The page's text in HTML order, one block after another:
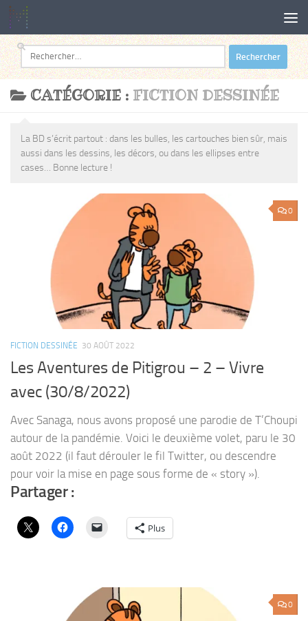
Au dessous du contenu
Rechercher :
CATÉGORIE : FICTION DESSINÉE
La BD s’écrit partout : dans les bulles, les cartouches bien sûr, mais
aussi dans les dessins, les décors, ou dans les ellipses entre
cases… Bonne lecture !
0
FICTION DESSINÉE 30 AOÛT 2022
Les Aventures de Pitigrou – 2 – Vivre
avec (30/8/2022)
Avec Sanaga, nous avons proposé une parodie de T’Choupi
autour de la pandémie. Voici le deuxième volet, paru le 30
août 2022 (il faut dérouler le fil Twitter, ou descendre
pour voir la mise en page sous forme de « story »).
Partager :
Plus
0